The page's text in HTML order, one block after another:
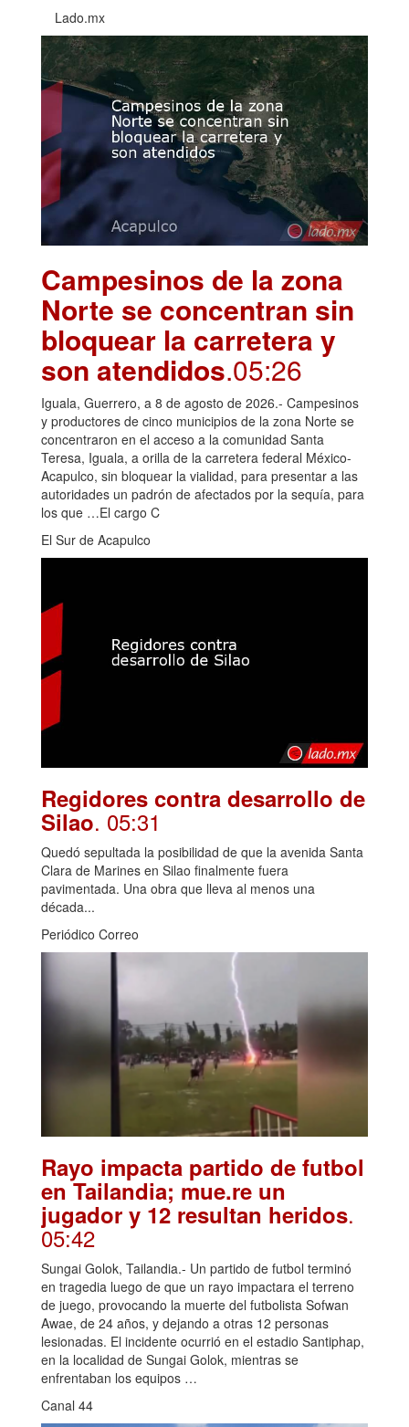
Lado.mx
Campesinos de la zona
Norte se concentran sin
bloquear la carretera y
son atendidos.05:26
Iguala, Guerrero, a 8 de agosto de 2026.- Campesinos
y productores de cinco municipios de la zona Norte se
concentraron en el acceso a la comunidad Santa
Teresa, Iguala, a orilla de la carretera federal México-
Acapulco, sin bloquear la vialidad, para presentar a las
autoridades un padrón de afectados por la sequía, para
los que …El cargo C
El Sur de Acapulco
Regidores contra desarrollo de
Silao. 05:31
Quedó sepultada la posibilidad de que la avenida Santa
Clara de Marines en Silao finalmente fuera
pavimentada. Una obra que lleva al menos una
década...
Periódico Correo
Rayo impacta partido de futbol
en Tailandia; mue.re un
jugador y 12 resultan heridos.
05:42
Sungai Golok, Tailandia.- Un partido de futbol terminó
en tragedia luego de que un rayo impactara el terreno
de juego, provocando la muerte del futbolista Sofwan
Awae, de 24 años, y dejando a otras 12 personas
lesionadas. El incidente ocurrió en el estadio Santiphap,
en la localidad de Sungai Golok, mientras se
enfrentaban los equipos …
Canal 44